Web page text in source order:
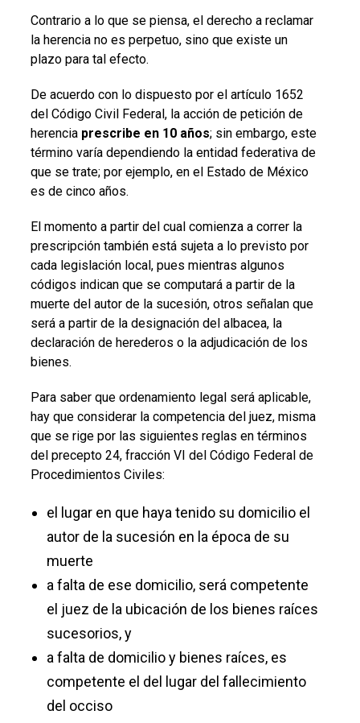
Contrario a lo que se piensa, el derecho a reclamar
la herencia no es perpetuo, sino que existe un
plazo para tal efecto.
De acuerdo con lo dispuesto por el artículo 1652
del Código Civil Federal, la acción de petición de
herencia prescribe en 10 años; sin embargo, este
término varía dependiendo la entidad federativa de
que se trate; por ejemplo, en el Estado de México
es de cinco años.
El momento a partir del cual comienza a correr la
prescripción también está sujeta a lo previsto por
cada legislación local, pues mientras algunos
códigos indican que se computará a partir de la
muerte del autor de la sucesión, otros señalan que
será a partir de la designación del albacea, la
declaración de herederos o la adjudicación de los
bienes.
Para saber que ordenamiento legal será aplicable,
hay que considerar la competencia del juez, misma
que se rige por las siguientes reglas en términos
del precepto 24, fracción VI del Código Federal de
Procedimientos Civiles:
el lugar en que haya tenido su domicilio el
autor de la sucesión en la época de su
muerte
a falta de ese domicilio, será competente
el juez de la ubicación de los bienes raíces
sucesorios, y
a falta de domicilio y bienes raíces, es
competente el del lugar del fallecimiento
del occiso